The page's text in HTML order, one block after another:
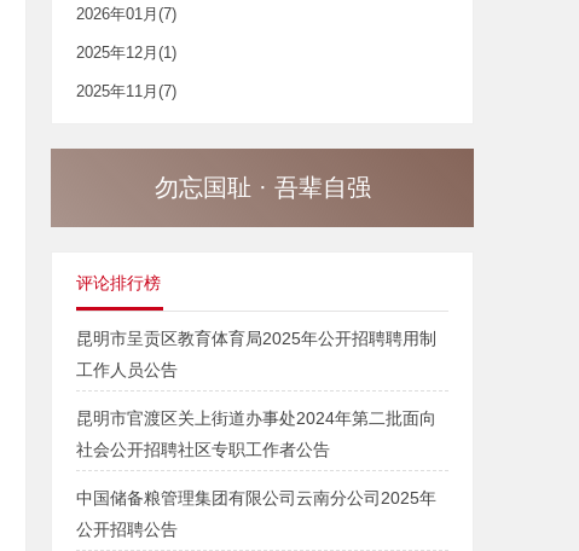
2026年01月(7)
2025年12月(1)
2025年11月(7)
勿忘国耻 · 吾辈自强
评论排行榜
昆明市呈贡区教育体育局2025年公开招聘聘用制
工作人员公告
昆明市官渡区关上街道办事处2024年第二批面向
社会公开招聘社区专职工作者公告
中国储备粮管理集团有限公司云南分公司2025年
公开招聘公告